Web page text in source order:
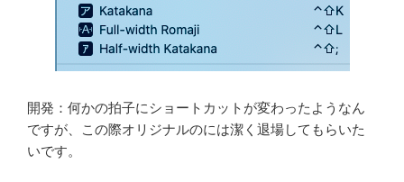
開発：何かの拍子にショートカットが変わったようなん
ですが、この際オリジナルのには潔く退場してもらいた
いです。